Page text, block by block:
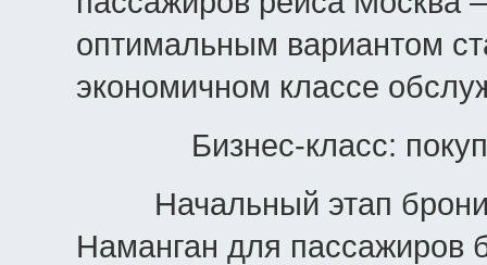
оптимальным вариантом
экономичном классе
Бизнес-класс:
Начальный этап
Наманган для пассажиров